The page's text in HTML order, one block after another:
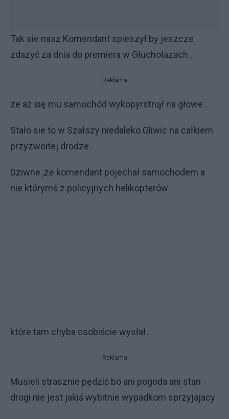
Tak sie nasz Komendant spieszył by jeszcze
zdazyć za dnia do premiera w Głuchołazach ,
Reklama
ze aż się mu samochód wykopyrstnął na głowe .
Stało sie to w Szałszy niedaleko Gliwic na całkiem
przyzwoitej drodze .
Dziwne ,ze komendant pojechał samochodem a
nie którymś z policyjnych helikopterów
które tam chyba osobiście wysłał .
Reklama
Musieli strasznie pędzić bo ani pogoda ani stan
drogi nie jest jakiś wybitnie wypadkom sprzyjajacy
.